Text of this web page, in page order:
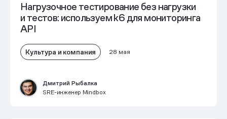
Нагрузочное тестирование без нагрузки
и тестов: используем k6 для мониторинга
API
Культура и компания 28 мая
Дмитрий Рыбалка
SRE-инженер Mindbox